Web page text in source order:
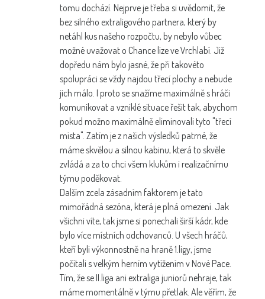
tomu dochází. Nejprve je třeba si uvědomit, že
bez silného extraligového partnera, který by
netáhl kus našeho rozpočtu, by nebylo vůbec
možné uvažovat o Chance lize ve Vrchlabí. Již
dopředu nám bylo jasné, že při takovéto
spolupráci se vždy najdou třecí plochy a nebude
jich málo. I proto se snažíme maximálně s hráči
komunikovat a vzniklé situace řešit tak, abychom
pokud možno maximálně eliminovali tyto "třecí
místa". Zatím je z našich výsledků patrné, že
máme skvělou a silnou kabinu, která to skvěle
zvládá a za to chci všem klukům i realizačnímu
týmu poděkovat.
Dalším zcela zásadním faktorem je tato
mimořádná sezóna, která je plná omezení. Jak
všichni víte, tak jsme si ponechali širší kádr, kde
bylo více místních odchovanců. U všech hráčů,
kteří byli výkonnostně na hraně 1.ligy, jsme
počítali s velkým herním vytížením v Nové Pace.
Tím, že se II.liga ani extraliga juniorů nehraje, tak
máme momentálně v týmu přetlak. Ale věřím, že